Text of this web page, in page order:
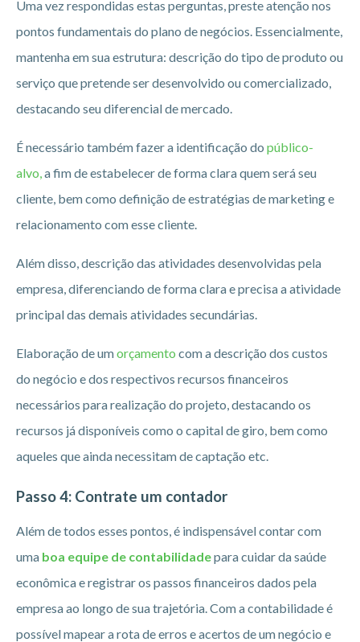
Uma vez respondidas estas perguntas, preste atenção nos
pontos fundamentais do plano de negócios. Essencialmente,
mantenha em sua estrutura: descrição do tipo de produto ou
serviço que pretende ser desenvolvido ou comercializado,
destacando seu diferencial de mercado.
É necessário também fazer a identificação do público-
alvo,a fim de estabelecer de forma clara quem será seu
cliente, bem como definição de estratégias de marketing e
relacionamento com esse cliente.
Além disso, descrição das atividades desenvolvidas pela
empresa, diferenciando de forma clara e precisa a atividade
principal das demais atividades secundárias.
Elaboração de umorçamento com a descrição dos custos
do negócio e dos respectivos recursos financeiros
necessários para realização do projeto, destacando os
recursos já disponíveis como o capital de giro, bem como
aqueles que ainda necessitam de captação etc.
Passo 4: Contrate um contador
Além de todos esses pontos, é indispensável contar com
uma boa equipe de contabilidadepara cuidar da saúde
econômica e registrar os passos financeiros dados pela
empresa ao longo de sua trajetória. Com a contabilidade é
possível mapear a rota de erros e acertos de um negócio e